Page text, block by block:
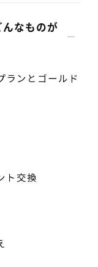
なものが
ランとゴールド
ト交換